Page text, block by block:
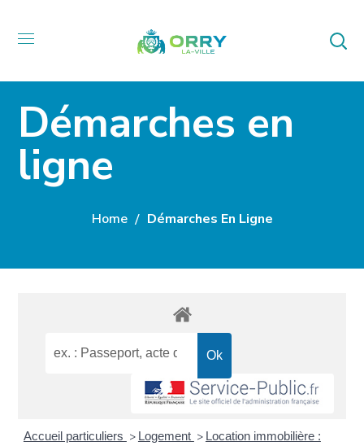
Démarches en
ligne
Home Démarches En Ligne
Accueil particuliers > Logement > Location immobilière :